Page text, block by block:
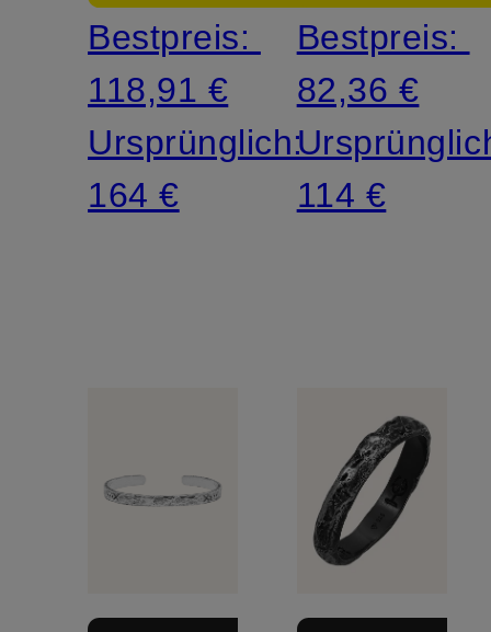
Bestpreis:
118,91 €
Ursprünglich:
164 €
Bestpreis:
82,36 €
114 €